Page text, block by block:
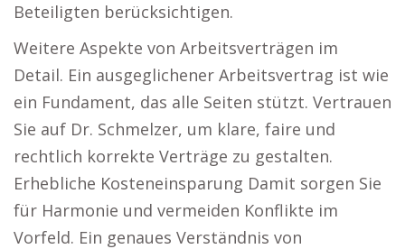
Beteiligten berücksichtigen.
Weitere Aspekte von Arbeitsverträgen im
Detail. Ein ausgeglichener Arbeitsvertrag ist wie
ein Fundament, das alle Seiten stützt. Vertrauen
Sie auf Dr. Schmelzer, um klare, faire und
rechtlich korrekte Verträge zu gestalten.
Erhebliche Kosteneinsparung Damit sorgen Sie
für Harmonie und vermeiden Konflikte im
Vorfeld. Ein genaues Verständnis von